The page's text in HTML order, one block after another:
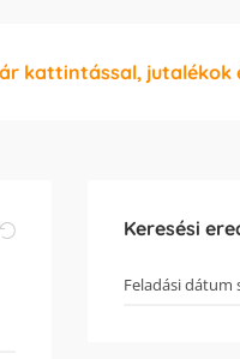
kattintással,
Keresési